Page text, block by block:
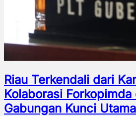
Riau Terkendali dari
Kolaborasi Forkopimda
Gabungan Kunci Utama